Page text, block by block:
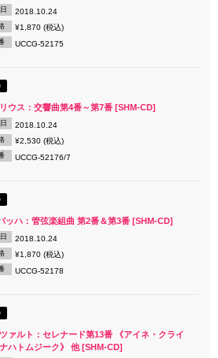
2018.10.24
¥1,870 (税込)
UCCG-52175
ウス：交響曲第4番～第7番 [SHM-CD]
2018.10.24
¥2,530 (税込)
UCCG-52176/7
ッハ：管弦楽組曲 第2番＆第3番 [SHM-CD]
2018.10.24
¥1,870 (税込)
UCCG-52178
ァルト：セレナード第13番 《アイネ・クライ
ハトムジーク》 他 [SHM-CD]